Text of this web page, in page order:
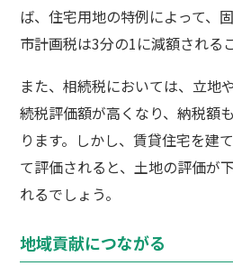
ば、住宅用地の特例によって、
市計画税は3分の1に減額される
また、相続税においては、立地
続税評価額が高くなり、納税額
ります。しかし、賃貸住宅を建
て評価されると、土地の評価が
れるでしょう。
地域貢献につながる